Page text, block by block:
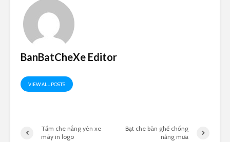
BanBatCheXe Editor
VIEW ALL POSTS
Tấm che nắng yên xe
máy in logo
Bạt che bàn ghế chống
nắng mưa